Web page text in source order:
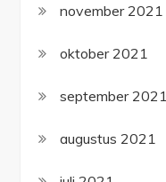
november 2021
oktober 2021
september 2021
augustus 2021